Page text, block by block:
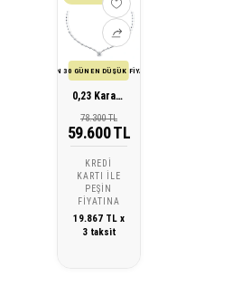
SON 30 GÜN EN DÜŞÜK FİYATI
0,23 Karat Pırlanta Baget Gerdanlık
78.300 TL
59.600 TL
KREDI
KARTI ILE
PEŞIN
FIYATINA
19.867 TL x
3 taksit